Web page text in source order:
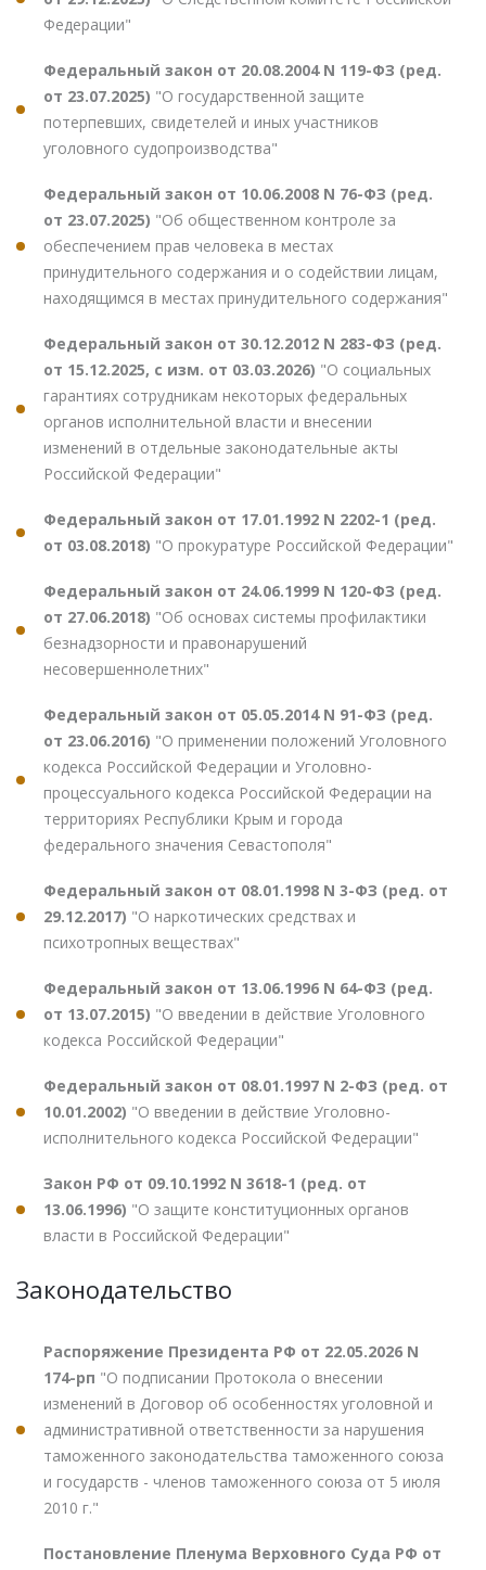
Федерации"
Федеральный закон от 20.08.2004 N 119-ФЗ (ред.
от 23.07.2025) "О государственной защите
потерпевших, свидетелей и иных участников
уголовного судопроизводства"
Федеральный закон от 10.06.2008 N 76-ФЗ (ред.
от 23.07.2025) "Об общественном контроле за
обеспечением прав человека в местах
принудительного содержания и о содействии лицам,
находящимся в местах принудительного содержания"
Федеральный закон от 30.12.2012 N 283-ФЗ (ред.
от 15.12.2025, с изм. от 03.03.2026) "О социальных
гарантиях сотрудникам некоторых федеральных
органов исполнительной власти и внесении
изменений в отдельные законодательные акты
Российской Федерации"
Федеральный закон от 17.01.1992 N 2202-1 (ред.
от 03.08.2018) "О прокуратуре Российской Федерации"
Федеральный закон от 24.06.1999 N 120-ФЗ (ред.
от 27.06.2018) "Об основах системы профилактики
безнадзорности и правонарушений
несовершеннолетних"
Федеральный закон от 05.05.2014 N 91-ФЗ (ред.
от 23.06.2016) "О применении положений Уголовного
кодекса Российской Федерации и Уголовно-
процессуального кодекса Российской Федерации на
территориях Республики Крым и города
федерального значения Севастополя"
Федеральный закон от 08.01.1998 N 3-ФЗ (ред. от
29.12.2017) "О наркотических средствах и
психотропных веществах"
Федеральный закон от 13.06.1996 N 64-ФЗ (ред.
от 13.07.2015) "О введении в действие Уголовного
кодекса Российской Федерации"
Федеральный закон от 08.01.1997 N 2-ФЗ (ред. от
10.01.2002) "О введении в действие Уголовно-
исполнительного кодекса Российской Федерации"
Закон РФ от 09.10.1992 N 3618-1 (ред. от
13.06.1996) "О защите конституционных органов
власти в Российской Федерации"
Законодательство
Распоряжение Президента РФ от 22.05.2026 N
174-рп "О подписании Протокола о внесении
изменений в Договор об особенностях уголовной и
административной ответственности за нарушения
таможенного законодательства таможенного союза
и государств - членов таможенного союза от 5 июля
2010 г."
Постановление Пленума Верховного Суда РФ от